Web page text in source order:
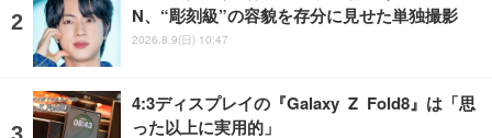
N、“彫刻級”の容貌を存分に見せた単独撮影
2026.8.9(日) 10:47
4:3ディスプレイの『Galaxy Z Fold8』は「思
った以上に実用的」